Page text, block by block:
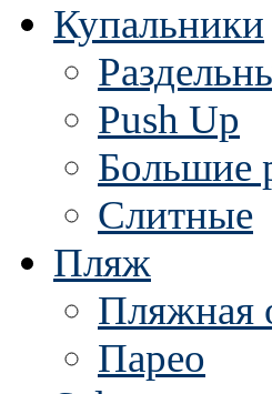
Купальники
Push Up
Большие
Слитные
Пляж
Пляжная
Парео